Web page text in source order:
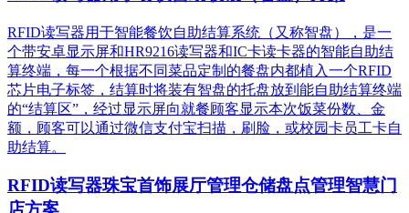
RFID读写器用于智能餐饮自助结算系统（又称智盘），是一
个带安卓显示屏和HR9216读写器和IC卡读卡器的智能自助结
算终端，每一个根据不同菜品定制的餐盘内都植入一个RFID
芯片电子标签，结算时将装有智盘的托盘放到能自助结算终端
的“结算区”，经过显示屏向就餐顾客显示本次饭菜份数、金
额，顾客可以通过微信支付宝扫描，刷脸，或校园卡员工卡自
助结算。
RFID读写器珠宝首饰展厅管理仓储盘点管理智慧门
店方案